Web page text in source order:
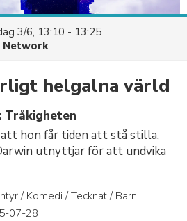
3/6, 13:10 - 13:25
Network
helgalna värld
Tråkigheten
hon får tiden att stå stilla,
utnyttjar för att undvika
/ Komedi / Tecknat / Barn
07-28